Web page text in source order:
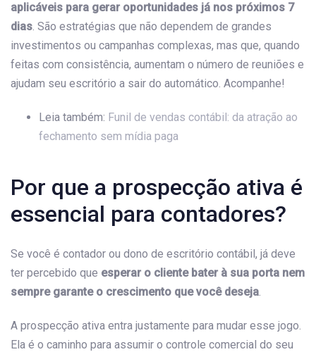
aplicáveis para gerar oportunidades já nos próximos 7
dias. São estratégias que não dependem de grandes
investimentos ou campanhas complexas, mas que, quando
feitas com consistência, aumentam o número de reuniões e
ajudam seu escritório a sair do automático. Acompanhe!
Leia também: Funil de vendas contábil: da atração ao
fechamento sem mídia paga
Por que a prospecção ativa é
essencial para contadores?
Se você é contador ou dono de escritório contábil, já deve
ter percebido que esperar o cliente bater à sua porta nem
sempre garante o crescimento que você deseja.
A prospecção ativa entra justamente para mudar esse jogo.
Ela é o caminho para assumir o controle comercial do seu